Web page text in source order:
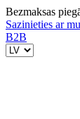
Bezmaksas
Sazinieties ar
B2B